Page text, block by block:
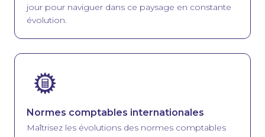
jour pour naviguer dans ce paysage en constante
évolution.
Image
Normes comptables internationales
Maîtrisez les évolutions des normes comptables